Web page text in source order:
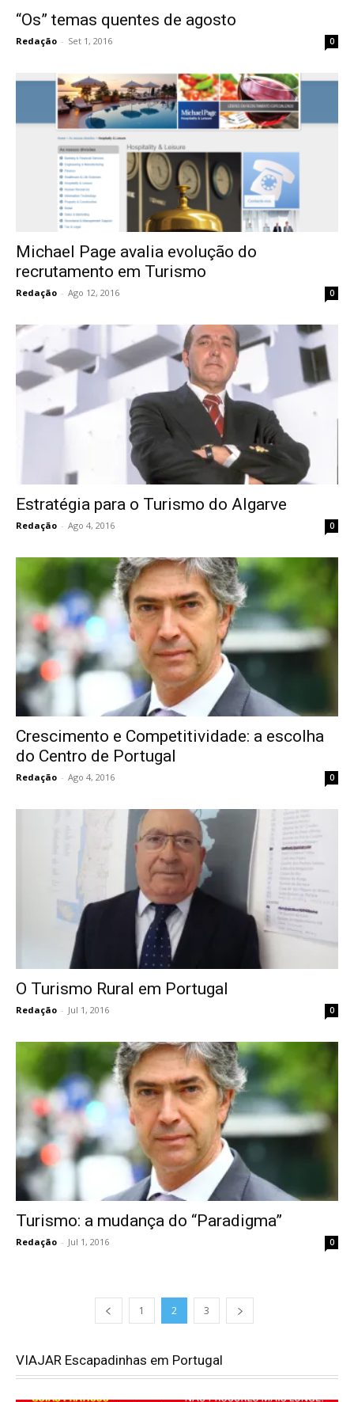
“Os” temas quentes de agosto
Redação - Set 1, 2016 0
Michael Page avalia evolução do
recrutamento em Turismo
Redação - Ago 12, 2016 0
Estratégia para o Turismo do Algarve
Redação - Ago 4, 2016 0
Crescimento e Competitividade: a escolha
do Centro de Portugal
Redação - Ago 4, 2016 0
O Turismo Rural em Portugal
Redação - Jul 1, 2016 0
Turismo: a mudança do “Paradigma”
Redação - Jul 1, 2016 0
1 2 3
VIAJAR Escapadinhas em Portugal